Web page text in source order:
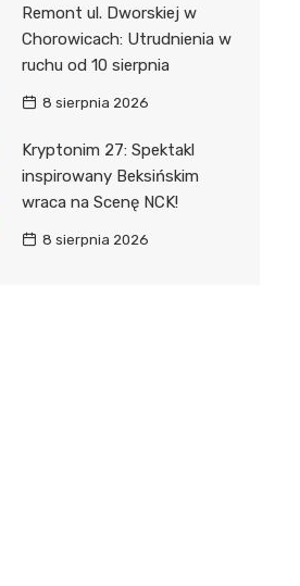
Remont ul. Dworskiej w
Chorowicach: Utrudnienia w
ruchu od 10 sierpnia
8 sierpnia 2026
Kryptonim 27: Spektakl
inspirowany Beksińskim
wraca na Scenę NCK!
8 sierpnia 2026